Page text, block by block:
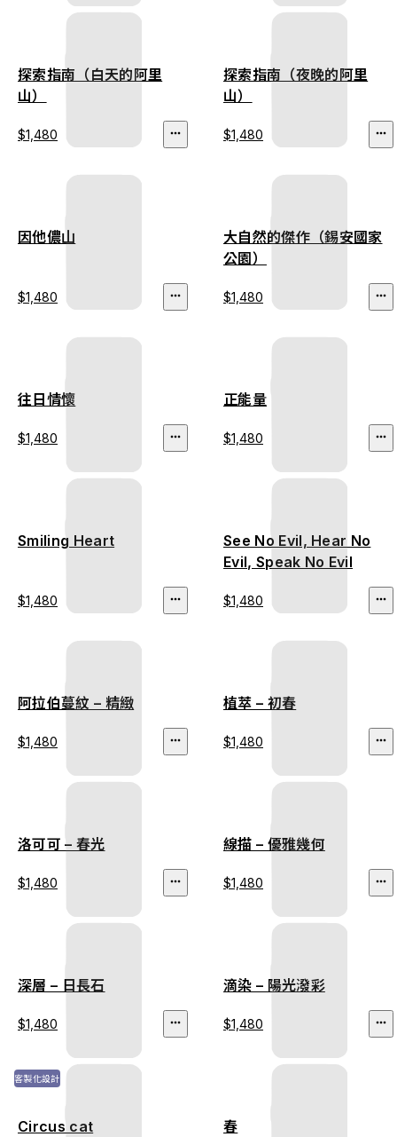
探索指南（白天的阿里
山）
$1,480
探索指南（夜晚的阿里
山）
$1,480
因他儂⼭
$1,480
大自然的傑作（錫安國家
公園）
$1,480
往日情懷
$1,480
正能量
$1,480
Smiling Heart
$1,480
See No Evil, Hear No
Evil, Speak No Evil
$1,480
阿拉伯蔓紋 – 精緻
$1,480
植萃 – 初春
$1,480
洛可可 – 春光
$1,480
線描 – 優雅幾何
$1,480
深層 – 日長石
$1,480
滴染 – 陽光潑彩
$1,480
客製化設計
Circus cat 春